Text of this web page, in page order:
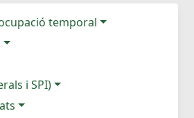
temporal
i SPI)